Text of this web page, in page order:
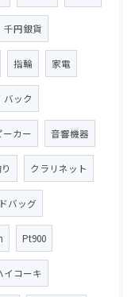
千円銀貨
指輪 家電
バック
ーカー 音響機器
クラリネット
バッグ
Pt900
イコーキ